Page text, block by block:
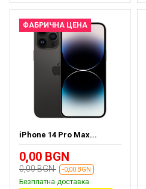
ФАБРИЧНА ЦЕНА
iPhone 14 Pro Max...
0,00 BGN
0,00 BGN -0,00 BGN
Безплатна доставка